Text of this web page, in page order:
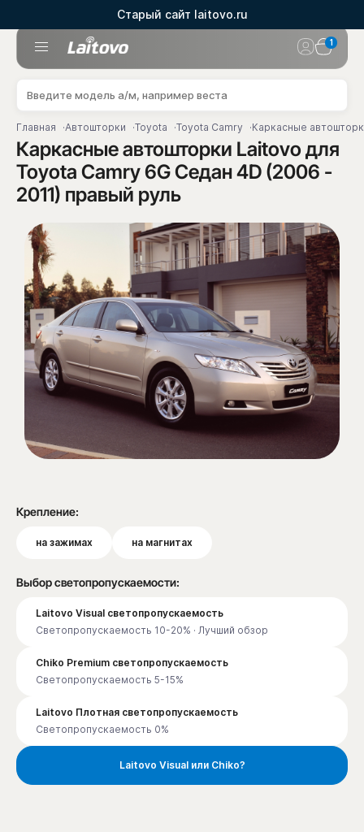
Старый сайт laitovo.ru
1
Главная Автошторки Toyota Toyota Camry Каркасные
Каркасные автошторки Laitovo для
Toyota Camry 6G Седан 4D (2006 -
2011) правый руль
Крепление:
на зажимах на магнитах
Выбор светопропускаемости:
Laitovo Visual светопропускаемость
Светопропускаемость 10-20% · Лучший обзор
Chiko Premium светопропускаемость
Светопропускаемость 5-15%
Laitovo Плотная светопропускаемость
Светопропускаемость 0%
Laitovo Visual или Chiko?